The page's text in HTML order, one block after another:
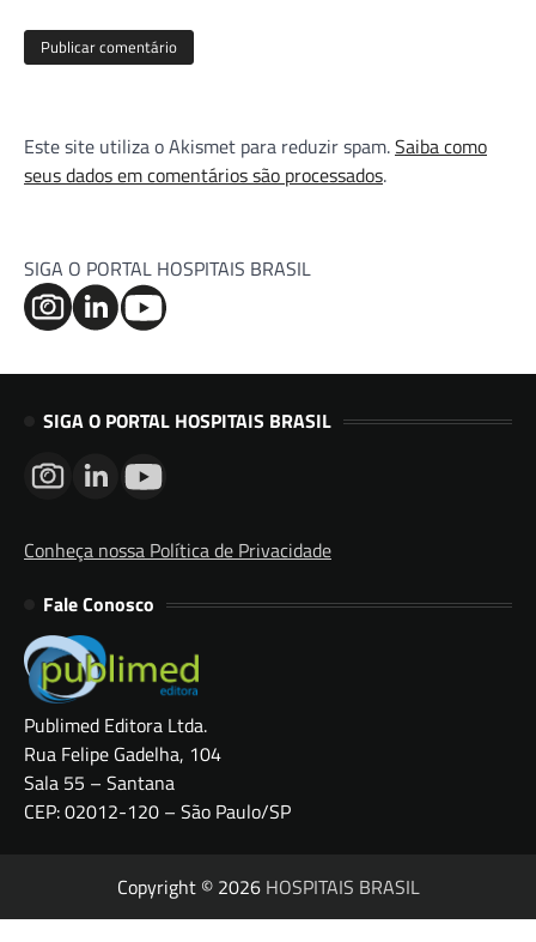
Este site utiliza o Akismet para reduzir spam.Saiba como
seus dados em comentários são processados.
SIGA O PORTAL HOSPITAIS BRASIL
SIGA O PORTAL HOSPITAIS BRASIL
Conheça nossa Política de Privacidade
Fale Conosco
Publimed Editora Ltda.
Rua Felipe Gadelha, 104
Sala 55 – Santana
CEP: 02012-120 – São Paulo/SP
Copyright © 2026 HOSPITAIS BRASIL